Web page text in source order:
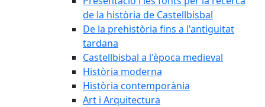
de la història de Castellbisbal
De la prehistòria fins a l'antiguitat
tardana
Castellbisbal a l'època medieval
Història moderna
Història contemporània
Art i Arquitectura